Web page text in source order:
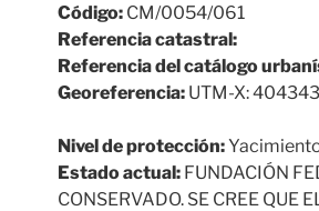
Código: CM/0054/061
Referencia catastral:
Referencia del catálogo
Georeferencia: UTM-X:
Nivel de protección:
Estado actual: FUNDACIÓN
CONSERVADO. SE CREE QUE